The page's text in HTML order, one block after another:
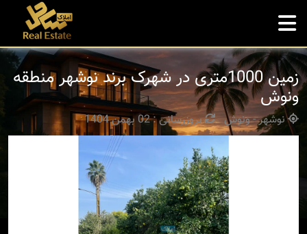
زمین 1000متری در شهرک برند نوشهر منطقه
ونوش
نوشهر - ونوش بروزرسانی : 02 بهمن 1404